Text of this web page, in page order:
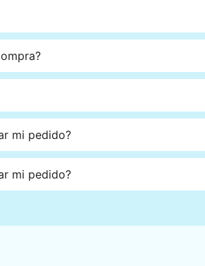
mi pedido?
mi pedido?